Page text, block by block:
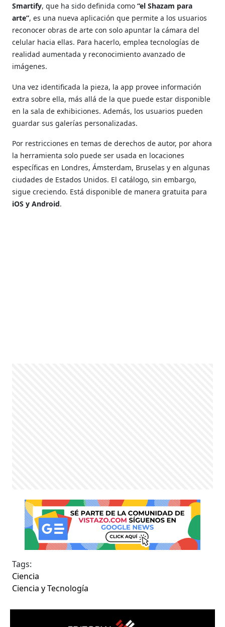
Smartify, que ha sido definida como “el Shazam para
arte”, es una nueva aplicación que permite a los usuarios
reconocer obras de arte con solo apuntar la cámara del
celular hacia ellas. Para hacerlo, emplea tecnologías de
realidad aumentada y reconocimiento avanzado de
imágenes.
Una vez identificada la pieza, la app provee información
extra sobre ella, más allá de la que puede estar disponible
en la sala de exhibiciones. Además, los usuarios pueden
guardar sus galerías personalizadas.
Por restricciones en temas de derechos de autor, por ahora
la herramienta solo puede ser usada en locaciones
específicas en Londres, Ámsterdam, Bruselas y en algunas
ciudades de Estados Unidos. El catálogo, sin embargo,
sigue creciendo. Está disponible de manera gratuita para
iOS y Android.
Tags:
Ciencia
Ciencia y Tecnología